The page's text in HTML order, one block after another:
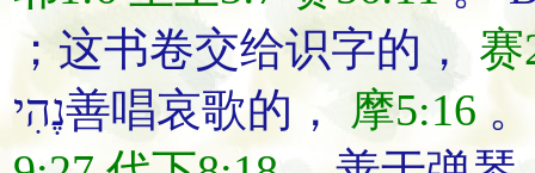
； 这书卷交给识字的 ， 赛
נֶהִי善唱哀歌的 ， 摩5:16